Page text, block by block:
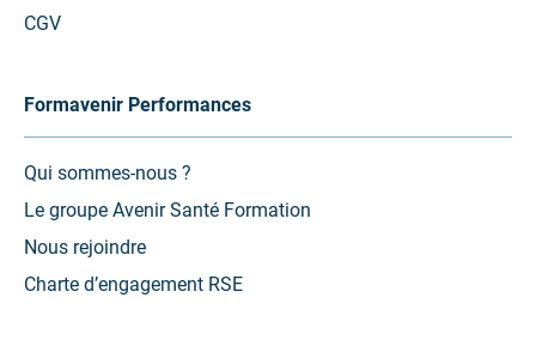
CGV
Formavenir Performances
Qui sommes-nous ?
Le groupe Avenir Santé Formation
Nous rejoindre
Charte d’engagement RSE